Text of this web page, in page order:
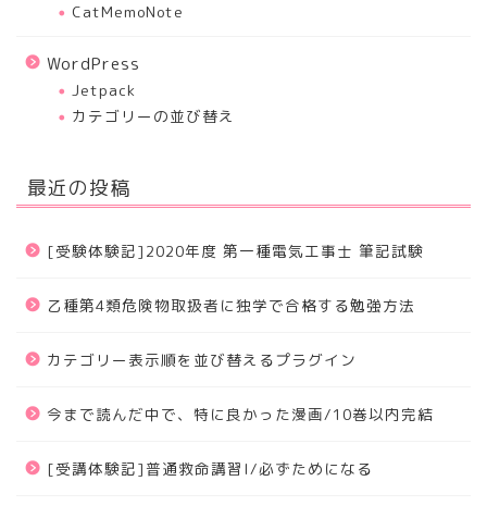
CatMemoNote
WordPress
Jetpack
カテゴリーの並び替え
最近の投稿
[受験体験記]2020年度 第一種電気工事士 筆記試験
乙種第4類危険物取扱者に独学で合格する勉強方法
カテゴリー表示順を並び替えるプラグイン
今まで読んだ中で、特に良かった漫画/10巻以内完結
[受講体験記]普通救命講習I/必ずためになる